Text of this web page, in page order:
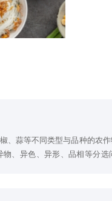
、蒜等不同类型与品种的农
、异色、异形、品相等分